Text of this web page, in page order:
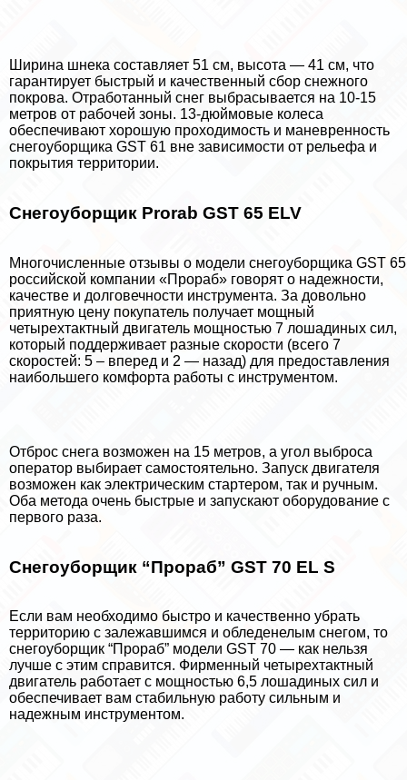
Ширина шнека составляет 51 см, высота — 41 см, что
гарантирует быстрый и качественный сбор снежного
покрова. Отработанный снег выбрасывается на 10-15
метров от рабочей зоны. 13-дюймовые колеса
обеспечивают хорошую проходимость и маневренность
снегоуборщика GST 61 вне зависимости от рельефа и
покрытия территории.
Снегоуборщик Prorab GST 65 ELV
Многочисленные отзывы о модели снегоуборщика GST 65
российской компании «Прораб» говорят о надежности,
качестве и долговечности инструмента. За довольно
приятную цену покупатель получает мощный
четырехтактный двигатель мощностью 7 лошадиных сил,
который поддерживает разные скорости (всего 7
скоростей: 5 – вперед и 2 — назад) для предоставления
наибольшего комфорта работы с инструментом.
Отброс снега возможен на 15 метров, а угол выброса
оператор выбирает самостоятельно. Запуск двигателя
возможен как электрическим стартером, так и ручным.
Оба метода очень быстрые и запускают оборудование с
первого раза.
Снегоуборщик “Прораб” GST 70 EL S
Если вам необходимо быстро и качественно убрать
территорию с залежавшимся и обледенелым снегом, то
снегоуборщик “Прораб” модели GST 70 — как нельзя
лучше с этим справится. Фирменный четырехтактный
двигатель работает с мощностью 6,5 лошадиных сил и
обеспечивает вам стабильную работу сильным и
надежным инструментом.